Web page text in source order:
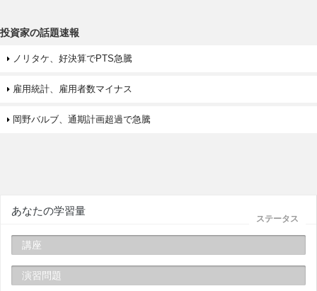
投資家の話題速報
ノリタケ、好決算でPTS急騰
雇用統計、雇用者数マイナス
岡野バルブ、通期計画超過で急騰
ステータス
あなたの学習量
講座
演習問題